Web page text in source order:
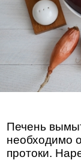
Печень
необходимо
протоки.